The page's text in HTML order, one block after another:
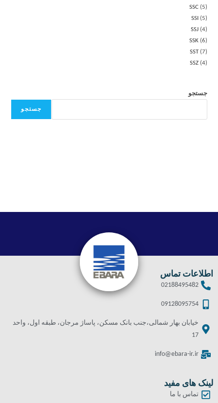
SSC
5
SSI
5
SSJ 4
SSK 6
SST 7
SSZ 4
جستجو
جستجو
اطلاعات تماس
02188495482
09128095754
خیابان بهار شمالی،جنب بانک مسکن، پاساژ مرجان، طبقه اول، واحد
17
info@ebara-ir.ir
لینک های مفید
تماس با ما